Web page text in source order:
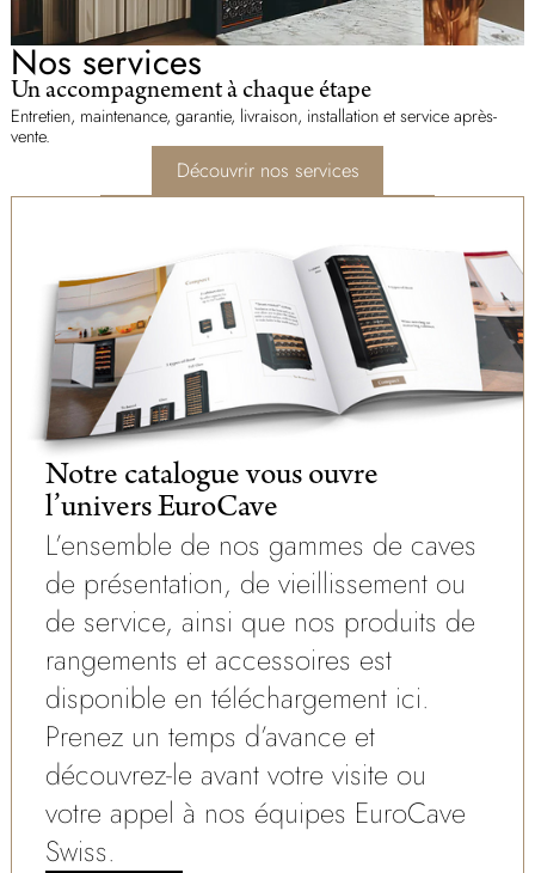
Nos services
Un accompagnement à chaque étape
Entretien, maintenance, garantie, livraison, installation et service après-
vente.
Découvrir nos services
Notre catalogue vous ouvre
l’univers EuroCave
L’ensemble de nos gammes de caves
de présentation, de vieillissement ou
de service, ainsi que nos produits de
rangements et accessoires est
disponible en téléchargement ici.
Prenez un temps d’avance et
découvrez-le avant votre visite ou
votre appel à nos équipes EuroCave
Swiss.